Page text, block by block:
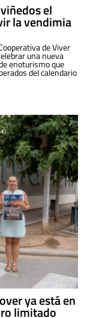
el
la vendimia
de Viver
una nueva
enoturismo que
del calendario
ya está en
limitado